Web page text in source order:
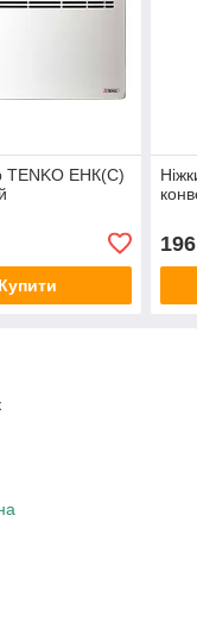
TENKO ЕНК(С)
Купити
196